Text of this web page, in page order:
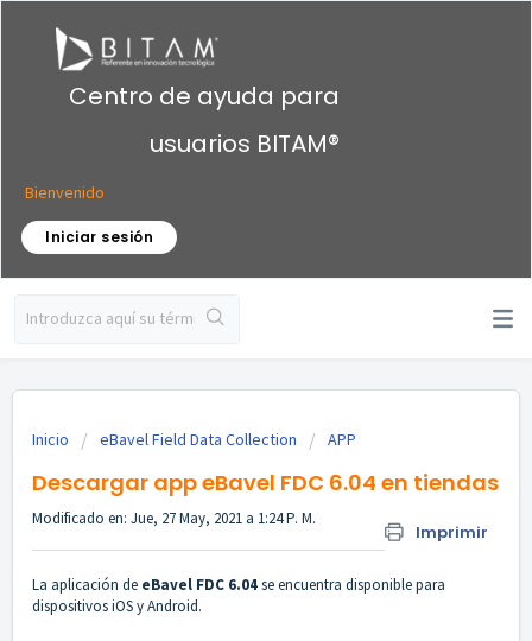
Centro de ayuda para
usuarios BITAM®
Bienvenido
Iniciar sesión
Inicio eBavel Field Data Collection APP
Descargar app eBavel FDC 6.04 en tiendas
Imprimir
Modificado en: Jue, 27 May, 2021 a 1:24 P. M.
La aplicación de eBavel FDC 6.04se encuentra disponible para
dispositivos iOS y Android.